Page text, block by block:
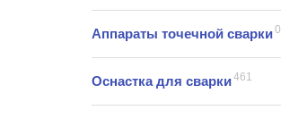
Аппараты точечной сварки0
Оснастка для сварки461